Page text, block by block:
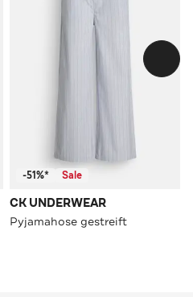
-51%* Sale
CK UNDERWEAR
Pyjamahose gestreift